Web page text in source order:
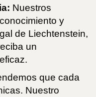
Nuestros
y
de Liechtenstein,
un
que cada
Nuestro